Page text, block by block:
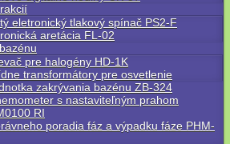
eletronický tlakový spínač PS2-F
aretácia FL-02
pre halogény HD-1K
transformátory pre osvetlenie
zakrývania bazénu ZB-324
s nastaviteľným prahom
RI
poradia fáz a výpadku fáze PHM-